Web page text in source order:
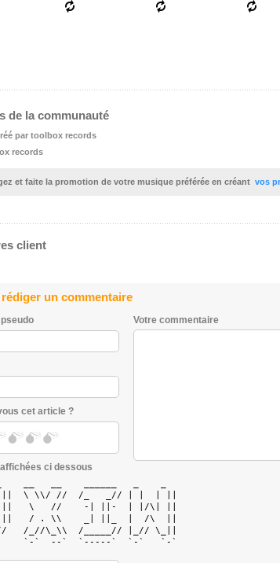
de la communauté
par toolbox records
records
et faite la promotion de votre musique préférée en créant vos
client
un commentaire
cet article ?
Votre commentaire
ci dessous
\ \\/ //  /_   _// | |  | ||
\   //    -| ||-  | |/\| ||
/ . \\    _| ||_  |  /\  ||
/_//\_\\  /_____// |_// \_||
`-`  --`  `-----`  `-`   `-`